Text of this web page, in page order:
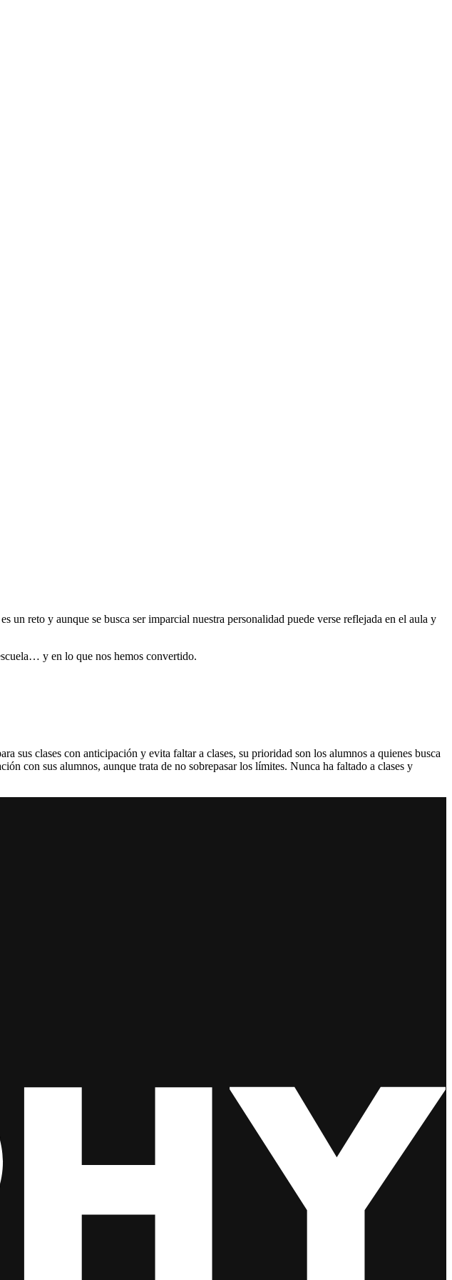
un reto y aunque se busca ser imparcial nuestra personalidad puede verse reflejada en el aula y
y en lo que nos hemos convertido.
sus clases con anticipación y evita faltar a clases, su prioridad son los alumnos a quienes busca
con sus alumnos, aunque trata de no sobrepasar los límites. Nunca ha faltado a clases y